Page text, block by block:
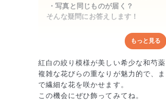
写真と同じものが届く？
そんな疑問にお答えします！
どんな梱包で届くの？
出荷前に水揚げ（花が水を吸いやす
ボックスに丁寧に梱包してお届けし
られて一見窮屈そうに見えますが、
擦れを軽減する効果があります。
もっと見る
紅白の絞り模様が美しい希少な和芍
複雑な花びらの重なりが魅力的で、
で繊細な花を咲かせます。
この機会にぜひ飾ってみてね。